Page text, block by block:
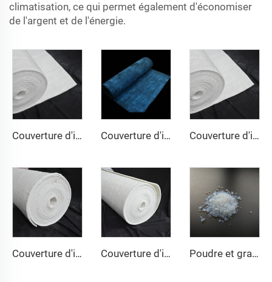
climatisation, ce qui permet également d'économiser
de l'argent et de l'énergie.
Couverture d'isolation en aérogel 200℃ Couverture d'isolation en aérogel 350℃ Couverture d'isolation en aérogel 650℃
Couverture d'isolation nano 650℃ Couverture d'isolation en aérogel 1000℃ Poudre et granulés d'aérogel